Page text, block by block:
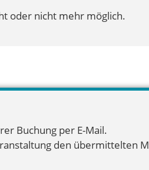
oder nicht mehr möglich.
Buchung per E-Mail.
den übermittelten